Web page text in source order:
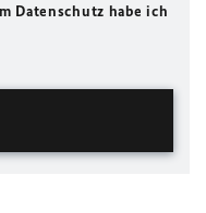
Datenschutz habe ich